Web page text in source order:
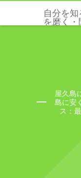
自分を
を磨く
屋久島
島に安
ス：